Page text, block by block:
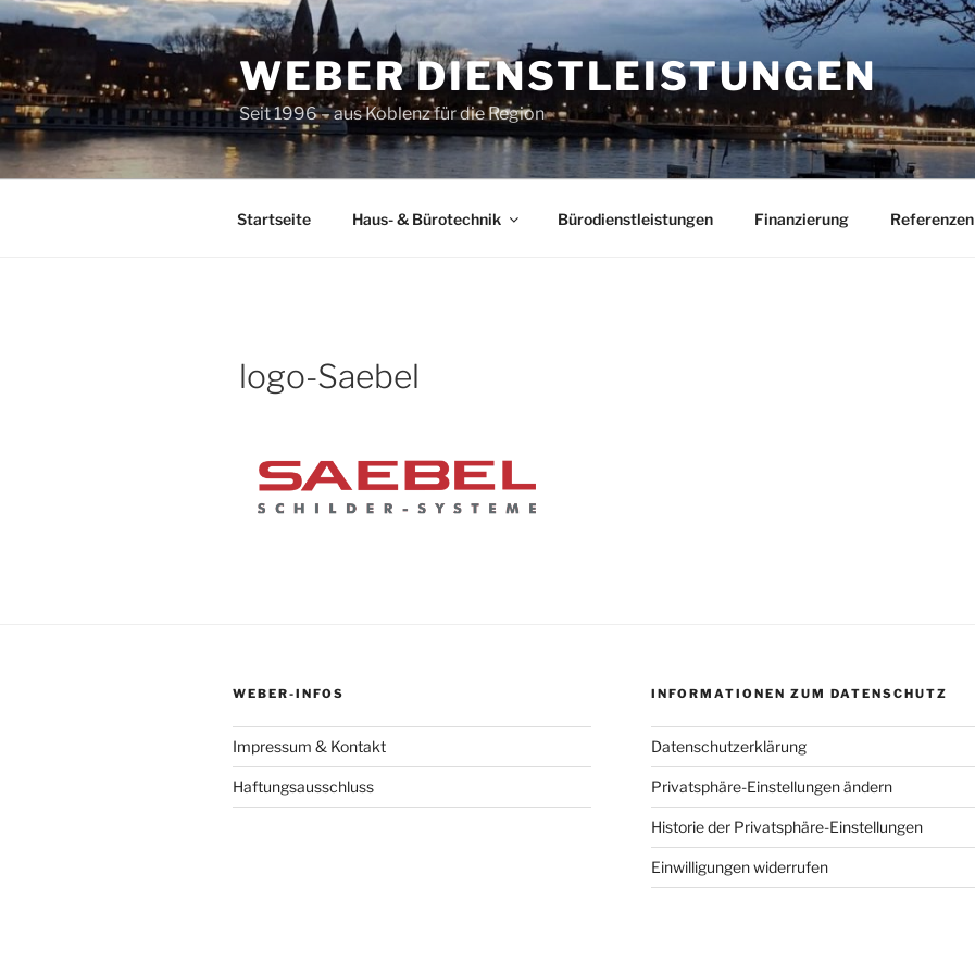
Zum
Inhalt
springen
WEBER DIENSTLEISTUNGEN
Seit 1996 – aus Koblenz für die Region
Startseite Haus- & Bürotechnik Bürodienstleistungen Finanzierung Referenzen
logo-Saebel
WEBER-INFOS
Impressum & Kontakt
Haftungsausschluss
INFORMATIONEN ZUM DATENSCHUTZ
Datenschutzerklärung
Privatsphäre-Einstellungen ändern
Historie der Privatsphäre-Einstellungen
Einwilligungen widerrufen